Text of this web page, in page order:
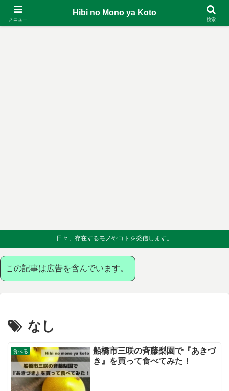
日々、存在するモノやコトを発信します。
この記事は広告を含んでいます。
なし
食べる
船橋市三咲の斉藤梨園で『あきづ
き』を買って食べてみた！
メニュー
Hibi no Mono ya Koto
検索